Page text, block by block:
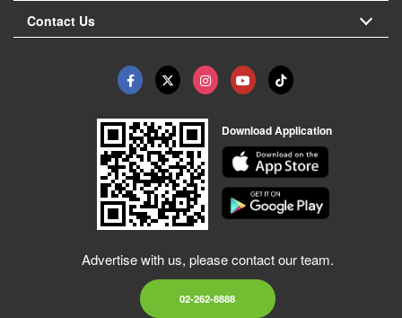
Contact Us
Download Application
Advertise with us, please contact our team.
02-262-8888